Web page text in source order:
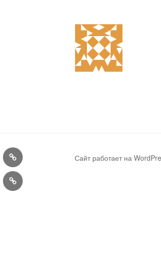
Конкурсы
User
Profile
Сайт работает на